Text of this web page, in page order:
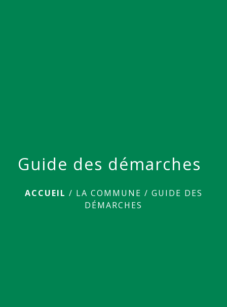
Guide des démarches
ACCUEIL / LA COMMUNE / GUIDE DES
DÉMARCHES